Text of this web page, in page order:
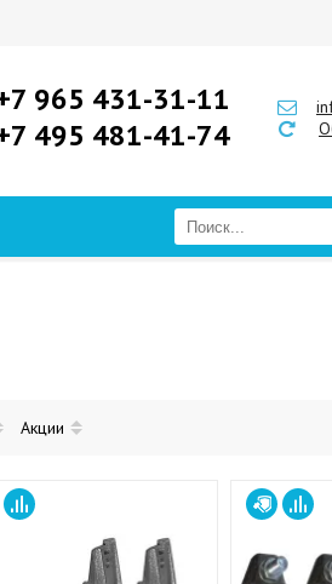
965 431-31-11
495 481-41-74
Акции